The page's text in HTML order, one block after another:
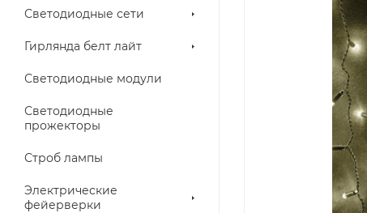
Светодиодные сети
Гирлянда белт лайт
Светодиодные модули
Светодиодные
прожекторы
Строб лампы
Электрические
фейерверки